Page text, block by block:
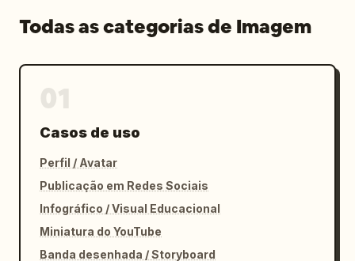
Todas as categorias de Imagem
Casos de uso
Perfil / Avatar
Publicação em Redes Sociais
Infográfico / Visual Educacional
Miniatura do YouTube
Banda desenhada / Storyboard